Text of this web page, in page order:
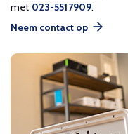
met 023-5517909.
Neem contact op